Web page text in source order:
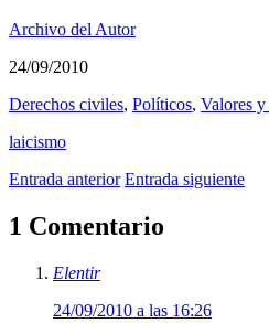
Archivo del Autor
24/09/2010
Derechos civiles, Polí­ticos, Valores
laicismo
Entrada anterior Entrada siguiente
1 Comentario
Elentir
24/09/2010 a las 16:26